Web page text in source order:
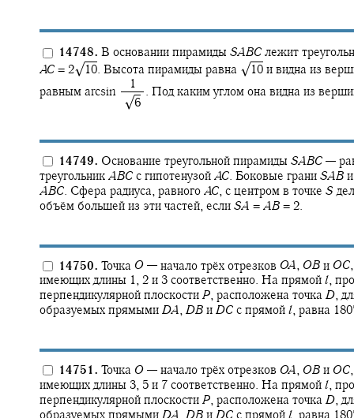
14748. В основании пирамиды SABC лежит
AC = 2‍√10. Высота пирамиды равна √10 и видна из
равным arcsin ‍
‍ 1
√6
. Под каким углом она видна из
14749. Основание треугольной пирамиды SABC —
треугольник ABC с гипотенузой AC. Боковые грани SAB
ABC. Сфера радиуса, равного AC, с центром в точке S
объём большей из эти частей, если SA = AB = 2.
14750. Точка O — начало трёх отрезков OA, OB и OC,
имеющих длины 1, 2 и 3 соответственно. На прямой l,
перпендикулярной плоскости P, расположена точка D,
образуемых прямыми DA, DB и DC с прямой l, равна 180‍
14751. Точка O — начало трёх отрезков OA, OB и OC,
имеющих длины 3, 5 и 7 соответственно. На прямой l,
перпендикулярной плоскости P, расположена точка D,
образуемых прямыми DA, DB и DC с прямой l, равна 180‍